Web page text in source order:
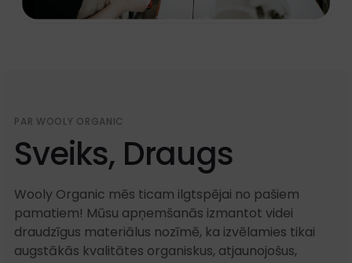
PAR WOOLY ORGANIC
Sveiks, Draugs
Wooly Organic mēs ticam ilgtspējai no pašiem
pamatiem! Mūsu apņemšanās izmantot videi
draudzīgus materiālus nozīmē, ka izvēlamies tikai
augstākās kvalitātes organiskus, atjaunojošus,